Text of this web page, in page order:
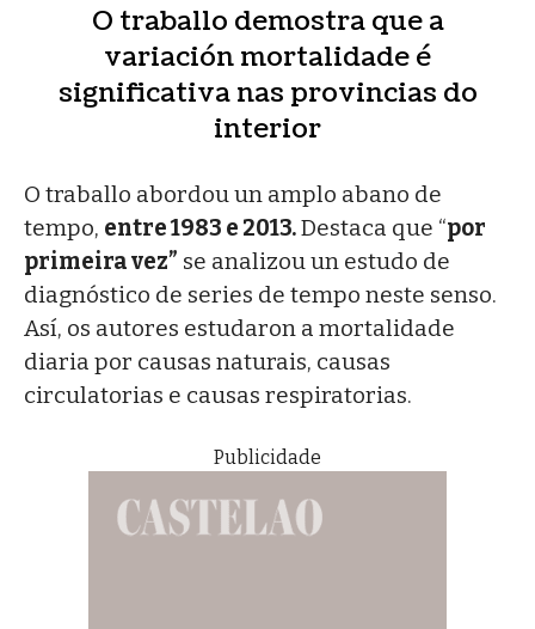
O traballo demostra que a
variación mortalidade é
significativa nas provincias do
interior
O traballo abordou un amplo abano de
tempo, entre 1983 e 2013.Destaca que “por
primeira vez” se analizou un estudo de
diagnóstico de series de tempo neste senso.
Así, os autores estudaron a mortalidade
diaria por causas naturais, causas
circulatorias e causas respiratorias.
Publicidade